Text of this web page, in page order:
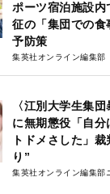
ポーツ宿泊施設
征の「集団での
予防策
集英社オンライン編集部
〈江別大学生集
に無期懲役「自
トドメさした」
り”
集英社オンライン編集部